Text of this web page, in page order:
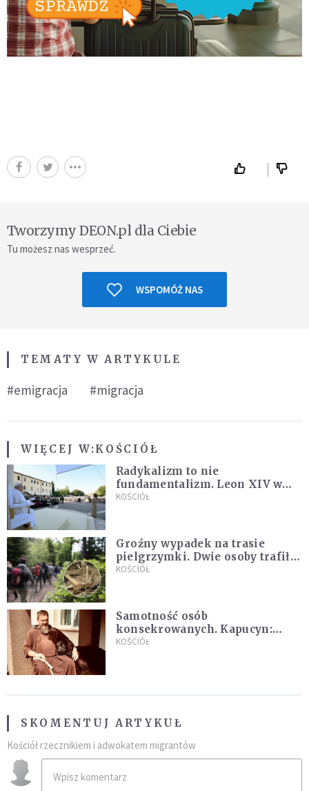
Tworzymy DEON.pl dla Ciebie
Tu możesz nas wesprzeć.
WSPOMÓŻ NAS
TEMATY W ARTYKULE
#emigracja #migracja
WIĘCEJ W:KOŚCIÓŁ
Radykalizm to nie
fundamentalizm. Leon XIV w
Asyżu
KOŚCIÓŁ
Groźny wypadek na trasie
pielgrzymki. Dwie osoby trafiły
do szpitala
KOŚCIÓŁ
Samotność osób
konsekrowanych. Kapucyn:
Życie w pojedynkę rzadko jest
KOŚCIÓŁ
SKOMENTUJ ARTYKUŁ
Kościół rzecznikiem i adwokatem migrantów